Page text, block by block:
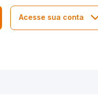
Acesse sua conta